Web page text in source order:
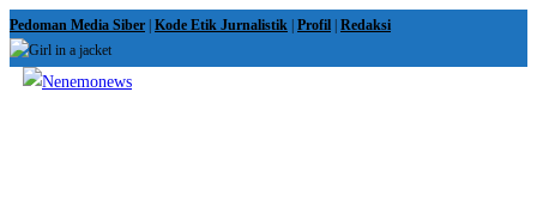
Skip
to
content
Pedoman Media Siber Kode Etik Jurnalistik Profil Redaksi